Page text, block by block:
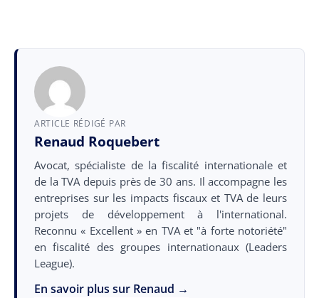
ARTICLE RÉDIGÉ PAR
Renaud Roquebert
Avocat, spécialiste de la fiscalité internationale et
de la TVA depuis près de 30 ans. Il accompagne les
entreprises sur les impacts fiscaux et TVA de leurs
projets de développement à l'international.
Reconnu « Excellent » en TVA et "à forte notoriété"
en fiscalité des groupes internationaux (Leaders
League).
En savoir plus sur Renaud →